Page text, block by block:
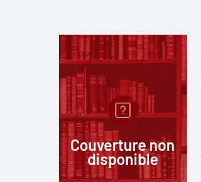
Couverture non
disponible